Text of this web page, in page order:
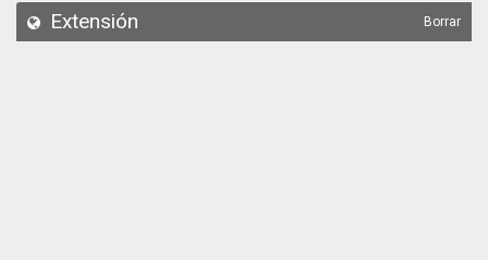
API
Extensión Borrar